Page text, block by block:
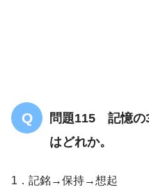
問題115 記憶の
はどれか。
1．記銘→保持→想起